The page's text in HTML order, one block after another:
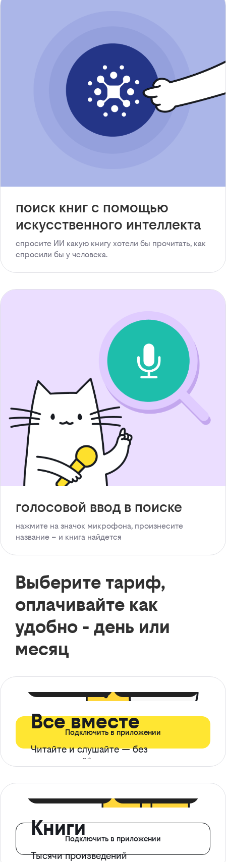
поиск книг с помощью
искусственного интеллекта
спросите ИИ какую книгу хотели бы прочитать, как
спросили бы у человека.
голосовой ввод в поиске
нажмите на значок микрофона, произнесите
название – и книга найдется
Выберите тариф,
оплачивайте как
удобно - день или
месяц
Все вместе
Читайте и слушайте — без
ограничений*
Подключить в приложении
Книги
Тысячи произведений
Подключить в приложении